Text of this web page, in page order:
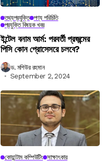
তথ্যপ্রযুক্তি পণ্য পরিচিতি
প্রযুক্তি বিষয়ক খবর
ইন্টেল বনাম আর্ম: পরবর্তী প্রজন্মের
পিসি কোন প্রোসেসরে চলবে?
ড. মশিউর রহমান
September 2, 2024
কোয়ান্টাম কম্পিউটিং সাক্ষাৎকার